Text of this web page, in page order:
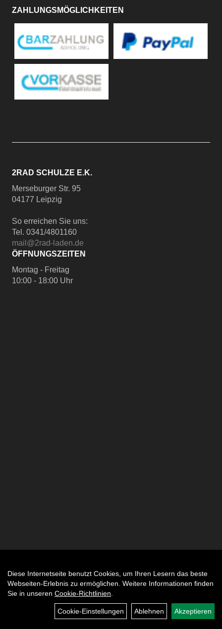
ZAHLUNGSMÖGLICHKEITEN
2RAD SCHULZE E.K.
Merseburger Str. 95
04177 Leipzig
So erreichen Sie uns:
Tel. 0341/4801160
mail@2rad-laden.de
ÖFFNUNGSZEITEN
Montag - Freitag
10:00 - 18:00 Uhr
Diese Internetseite benutzt Cookies, um Ihren Lesern das beste
Webseiten-Erlebnis zu ermöglichen. Weitere Informationen finden
Sie in unseren Cookie-Richtlinien
Cookie-Einstellungen Ablehnen Akzeptieren
Auftrag widerrufen